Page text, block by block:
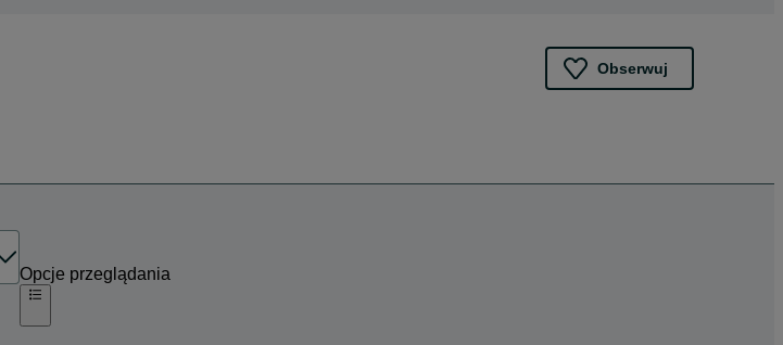
Obserwuj
Opcje przeglądania